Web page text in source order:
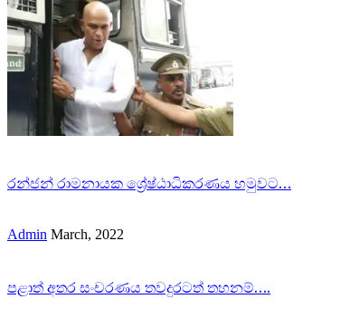
රන්ජන් රාමනායක ශ්‍රේෂ්ඨාධිකරණය හමුවට…
Admin March, 2022
පළාත් අතර සංචරණය තවදුරටත් තහනම්….